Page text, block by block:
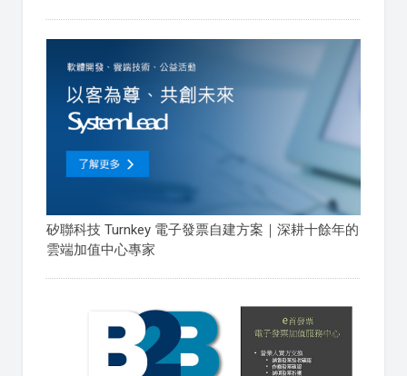
矽聯科技 Turnkey 電子發票自建方案｜深耕十餘年的
雲端加值中心專家